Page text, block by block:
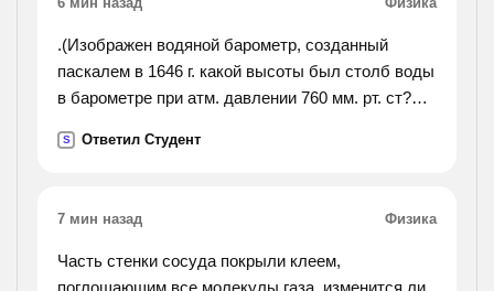
.(Изображен водяной барометр, созданный
паскалем в 1646 г. какой высоты был столб воды
в барометре при атм. давлении 760 мм. рт. ст?
S Ответил Студент
7 мин назад Физика
Часть стенки сосуда покрыли клеем,
поглощающим все молекулы газа. изменится ли